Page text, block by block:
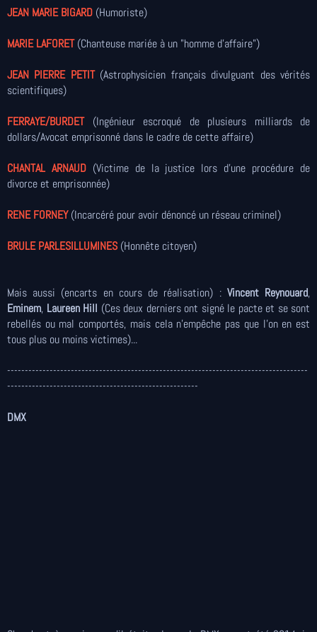
JEAN MARIE BIGARD (Humoriste)
MARIE LAFORET(Chanteuse mariée à un "homme d'affaire")
JEAN PIERRE PETIT (Astrophysicien français divulguant des vérités
scientifiques)
FERRAYE/BURDET(Ingénieur escroqué de plusieurs milliards de
dollars/Avocat emprisonné dans le cadre de cette affaire)
CHANTAL ARNAUD (Victime de la justice lors d'une procédure de
divorce et emprisonnée)
RENE FORNEY(Incarcéré pour avoir dénoncé un réseau criminel)
BRULE PARLESILLUMINES (Honnête citoyen)
Mais aussi (encarts en cours de réalisation) : Vincent Reynouard,
Eminem, Laureen Hill (Ces deux derniers ont signé le pacte et se sont
rebellés ou mal comportés, mais cela n'empêche pas que l'on en est
tous plus ou moins victimes)...
-------------------------------------------------------------------------------------
------------------------------------------------------
DMX